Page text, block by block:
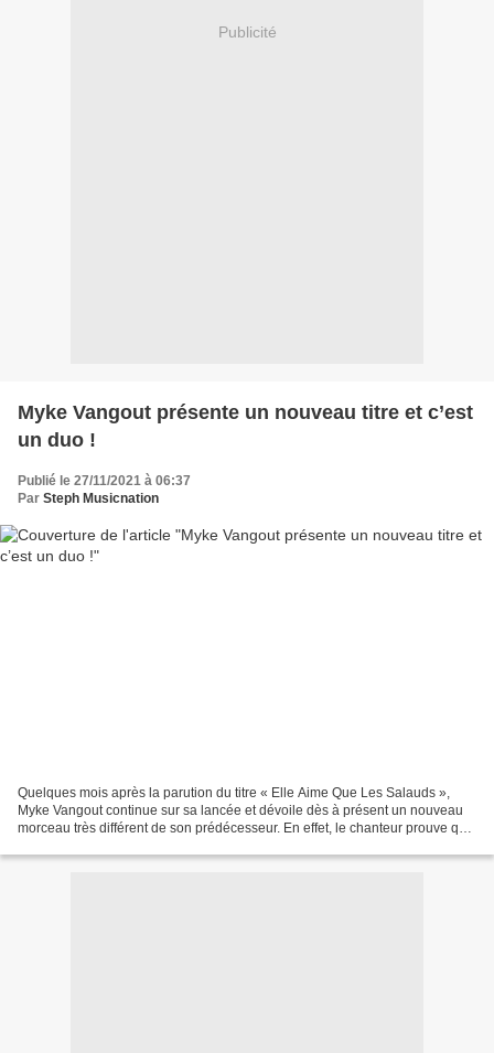
Publicité
Myke Vangout présente un nouveau titre et c’est
un duo !
Publié le 27/11/2021 à 06:37
Par Steph Musicnation
Quelques mois après la parution du titre « Elle Aime Que Les Salauds »,
Myke Vangout continue sur sa lancée et dévoile dès à présent un nouveau
morceau très différent de son prédécesseur. En effet, le chanteur prouve qu’il